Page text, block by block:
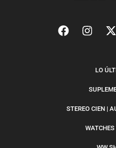
LO
STEREO CIEN |
WATCHES